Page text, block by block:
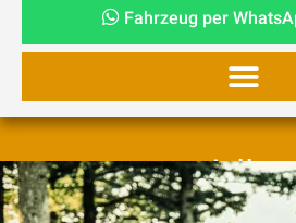
Fahrzeug per
15. Juli